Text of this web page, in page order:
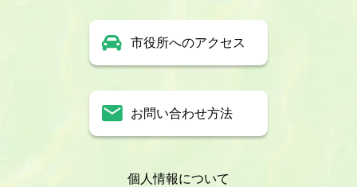
市役所へのアクセス
お問い合わせ方法
個人情報について